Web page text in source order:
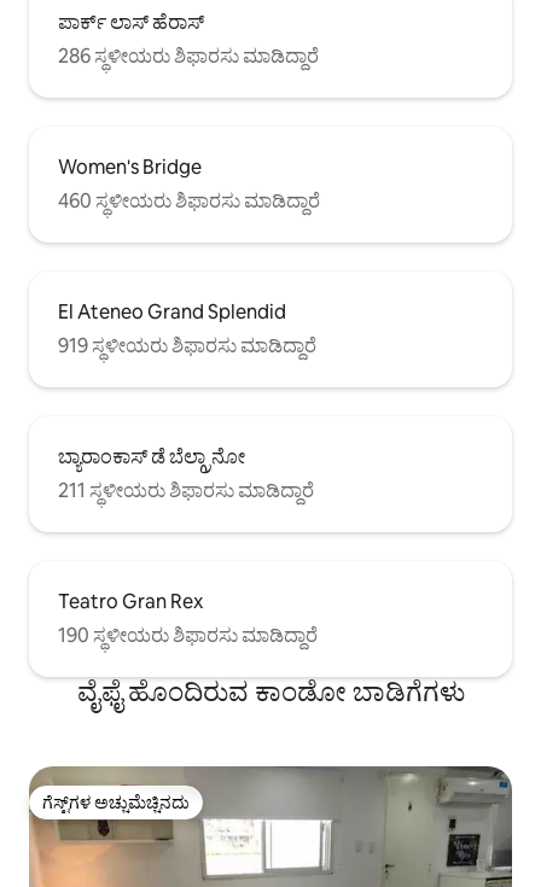
ಪಾರ್ಕ್ ಲಾಸ್ ಹೆರಾಸ್
286 ಸ್ಥಳೀಯರು ಶಿಫಾರಸು ಮಾಡಿದ್ದಾರೆ
Women's Bridge
460 ಸ್ಥಳೀಯರು ಶಿಫಾರಸು ಮಾಡಿದ್ದಾರೆ
El Ateneo Grand Splendid
919 ಸ್ಥಳೀಯರು ಶಿಫಾರಸು ಮಾಡಿದ್ದಾರೆ
ಬ್ಯಾರಾಂಕಾಸ್ ಡೆ ಬೆಲ್ಗ್ರಾನೋ
211 ಸ್ಥಳೀಯರು ಶಿಫಾರಸು ಮಾಡಿದ್ದಾರೆ
Teatro Gran Rex
190 ಸ್ಥಳೀಯರು ಶಿಫಾರಸು ಮಾಡಿದ್ದಾರೆ
ವೈಫೈ ಹೊಂದಿರುವ ಕಾಂಡೋ ಬಾಡಿಗೆಗಳು
ಗೆಸ್ಟ್‌ಗಳ ಅಚ್ಚುಮೆಚ್ಚಿನದು
ಗೆಸ್ಟ್‌ಗಳ ಅಚ್ಚುಮೆಚ್ಚಿನದು